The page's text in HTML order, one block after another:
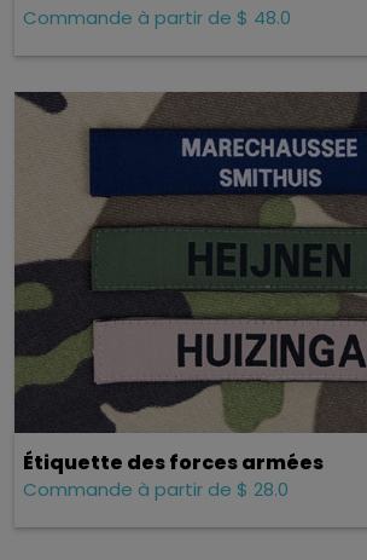
Commande à partir de $ 48.0
Étiquette des forces armées
Commande à partir de $ 28.0